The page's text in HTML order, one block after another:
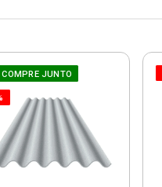
COMPRE JUNTO